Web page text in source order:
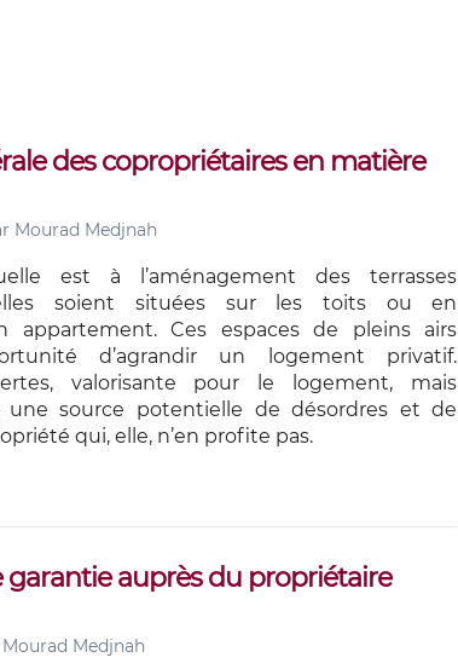
des copropriétaires en matière
Mourad Medjnah
est à l’aménagement des terrasses
soient situées sur les toits ou en
appartement. Ces espaces de pleins airs
d’agrandir un logement privatif.
valorisante pour le logement, mais
une source potentielle de désordres et de
qui, elle, n’en profite pas.
auprès du propriétaire
Mourad Medjnah